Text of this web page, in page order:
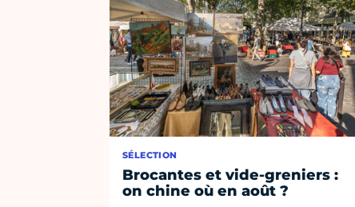
SÉLECTION
Brocantes et vide-greniers :
on chine où en août ?